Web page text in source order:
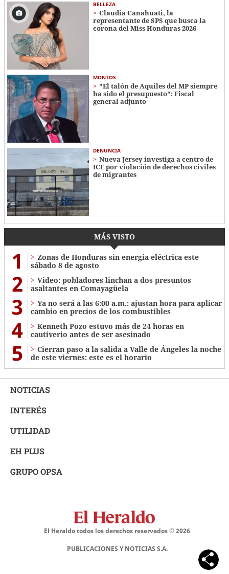
BELLEZA
Claudia Canahuati, la
representante de SPS que busca la
corona del Miss Honduras 2026
MONTOS
"El talón de Aquiles del MP siempre
ha sido el presupuesto": Fiscal
general adjunto
DENUNCIA
Nueva Jersey investiga a centro de
ICE por violación de derechos civiles
de migrantes
MÁS VISTO
1
Zonas de Honduras sin energía eléctrica este
sábado 8 de agosto
2
Video: pobladores linchan a dos presuntos
asaltantes en Comayagüela
3
Ya no será a las 6:00 a.m.: ajustan hora para aplicar
cambio en precios de los combustibles
4
Kenneth Pozo estuvo más de 24 horas en
cautiverio antes de ser asesinado
5
Cierran paso a la salida a Valle de Ángeles la noche
de este viernes: este es el horario
NOTICIAS
INTERÉS
UTILIDAD
EH PLUS
GRUPO OPSA
El Heraldo todos los derechos reservados ©2026
PUBLICACIONES Y NOTICIAS S.A.